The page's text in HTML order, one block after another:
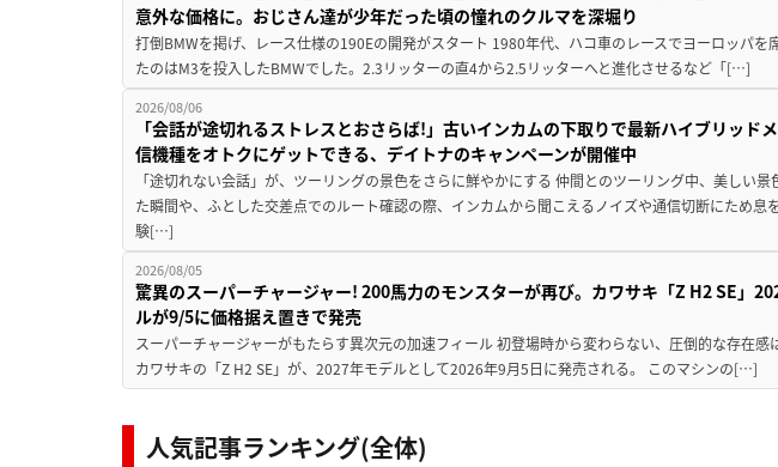
意外な価格に。おじさん達が少年だった頃の憧れのクルマを深堀り
打倒BMWを掲げ、レース仕様の190Eの開発がスタート 1980年代、ハコ車のレースでヨーロッパを
たのはM3を投入したBMWでした。2.3リッターの直4から2.5リッターへと進化させるなど「[…]
2026/08/06
「会話が途切れるストレスとおさらば!」古いインカムの下取りで最新ハイブリッド
信機種をオトクにゲットできる、デイトナのキャンペーンが開催中
「途切れない会話」が、ツーリングの景色をさらに鮮やかにする 仲間とのツーリング中、美しい景
た瞬間や、ふとした交差点でのルート確認の際、インカムから聞こえるノイズや通信切断にため息
験[…]
2026/08/05
驚異のスーパーチャージャー! 200馬力のモンスターが再び。カワサキ「Z H2 SE」
ルが9/5に価格据え置きで発売
スーパーチャージャーがもたらす異次元の加速フィール 初登場時から変わらない、圧倒的な存在感
カワサキの「Z H2 SE」が、2027年モデルとして2026年9月5日に発売される。 このマシンの[…]
人気記事ランキング(全体)